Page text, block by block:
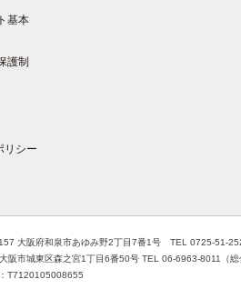
基本
護制
リシー
大阪府和泉市あゆみ野2丁目7番1号 TEL 0725-51-
市城東区森之宮1丁目6番50号 TEL 06-6963-8011（総
T7120105008655